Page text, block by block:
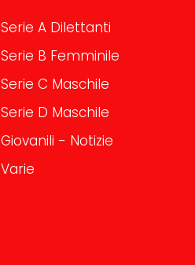
Serie A Dilettanti
Serie B Femminile
Serie C Maschile
Serie D Maschile
Giovanili - Notizie
Varie